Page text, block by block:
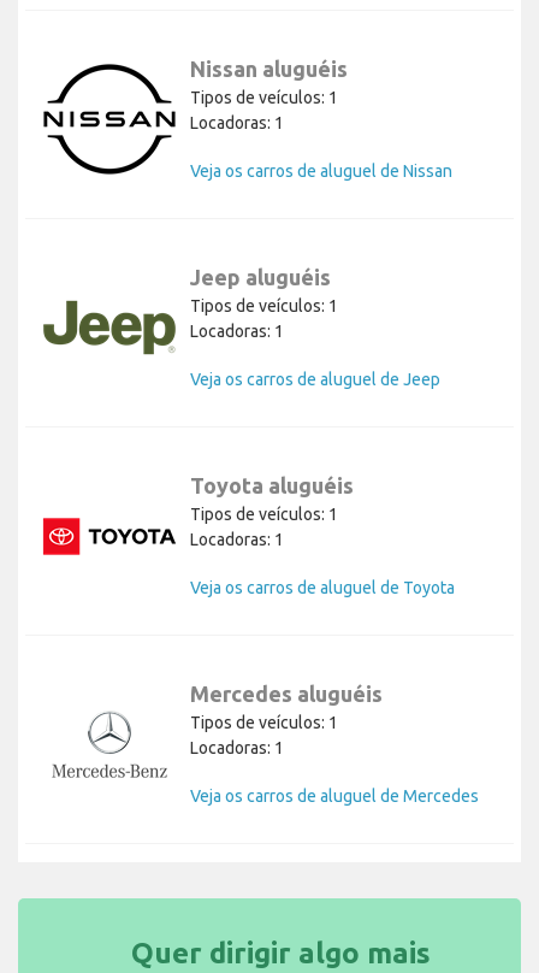
Nissan aluguéis
Tipos de veículos: 1
Locadoras: 1
Veja os carros de aluguel de Nissan
Jeep aluguéis
Tipos de veículos: 1
Locadoras: 1
Veja os carros de aluguel de Jeep
Toyota aluguéis
Tipos de veículos: 1
Locadoras: 1
Veja os carros de aluguel de Toyota
Mercedes aluguéis
Tipos de veículos: 1
Locadoras: 1
Veja os carros de aluguel de Mercedes
Quer dirigir algo mais